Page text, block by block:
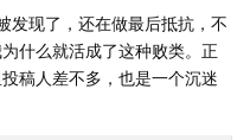
发现了，还在做最后抵抗，不
什么就活成了这种败类。正
稿人差不多，也是一个沉迷